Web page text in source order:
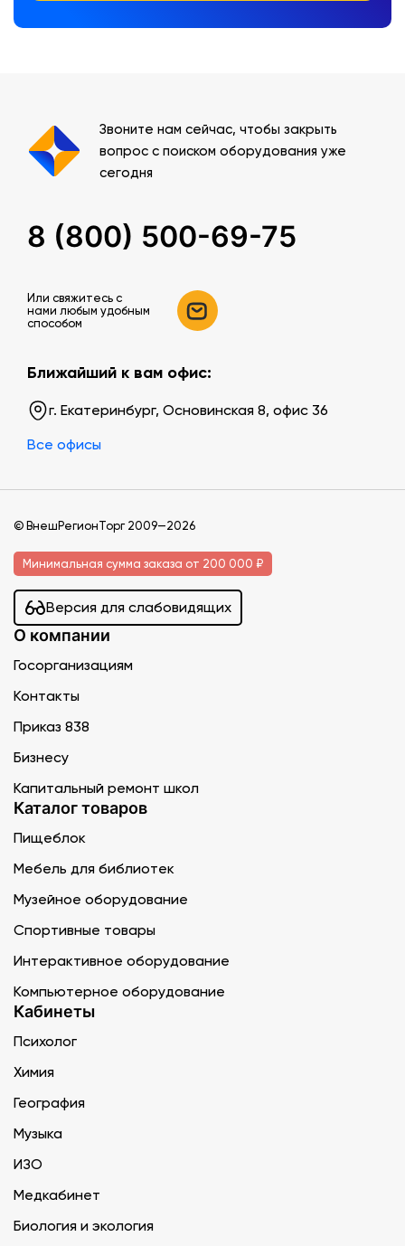
Звоните нам сейчас, чтобы закрыть
вопрос с поиском оборудования уже
сегодня
8 (800) 500-69-75
Или свяжитесь c
нами любым удобным
способом
Ближайший к вам офис:
г. Екатеринбург, Основинская 8, офис 36
Все офисы
© ВнешРегионТорг 2009—2026
Минимальная сумма заказа от 200 000 ₽
Версия для слабовидящих
О компании
Госорганизациям
Контакты
Приказ 838
Бизнесу
Капитальный ремонт школ
Каталог товаров
Пищеблок
Мебель для библиотек
Музейное оборудование
Спортивные товары
Интерактивное оборудование
Компьютерное оборудование
Кабинеты
Психолог
Химия
География
Музыка
ИЗО
Медкабинет
Биология и экология